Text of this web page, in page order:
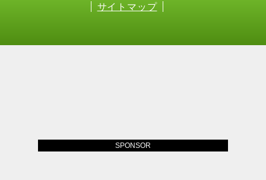
サイトマップ
SPONSOR